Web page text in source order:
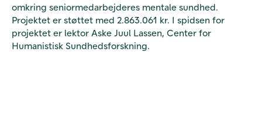
omkring seniormedarbejderes mentale sundhed.
Projektet er støttet med 2.863.061 kr. I spidsen for
projektet er lektor Aske Juul Lassen, Center for
Humanistisk Sundhedsforskning.